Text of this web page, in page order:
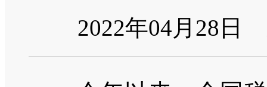
2022年04月28日